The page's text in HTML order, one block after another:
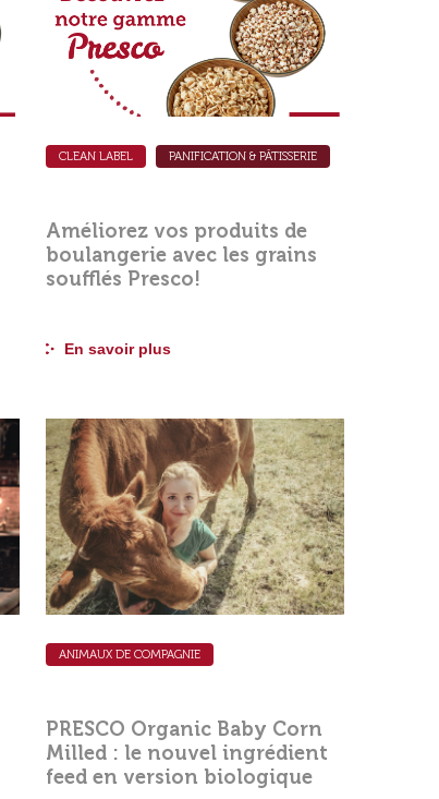
CLEAN LABEL PANIFICATION & PÂTISSERIE
Améliorez vos produits de
boulangerie avec les grains
soufflés Presco!
En savoir plus
ANIMAUX DE COMPAGNIE
PRESCO Organic Baby Corn
Milled : le nouvel ingrédient
feed en version biologique